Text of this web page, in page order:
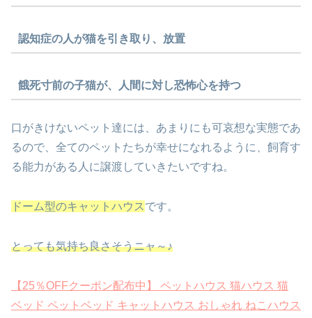
認知症の人が猫を引き取り、放置
餓死寸前の子猫が、人間に対し恐怖心を持つ
口がきけないペット達には、あまりにも可哀想な実態であ
るので、全てのペットたちが幸せになれるように、飼育す
る能力がある人に譲渡していきたいですね。
ドーム型のキャットハウス です。
とっても気持ち良さそうニャ～♪
【25％OFFクーポン配布中】 ペットハウス 猫ハウス 猫
ベッド ペットベッド キャットハウス おしゃれ ねこハウス